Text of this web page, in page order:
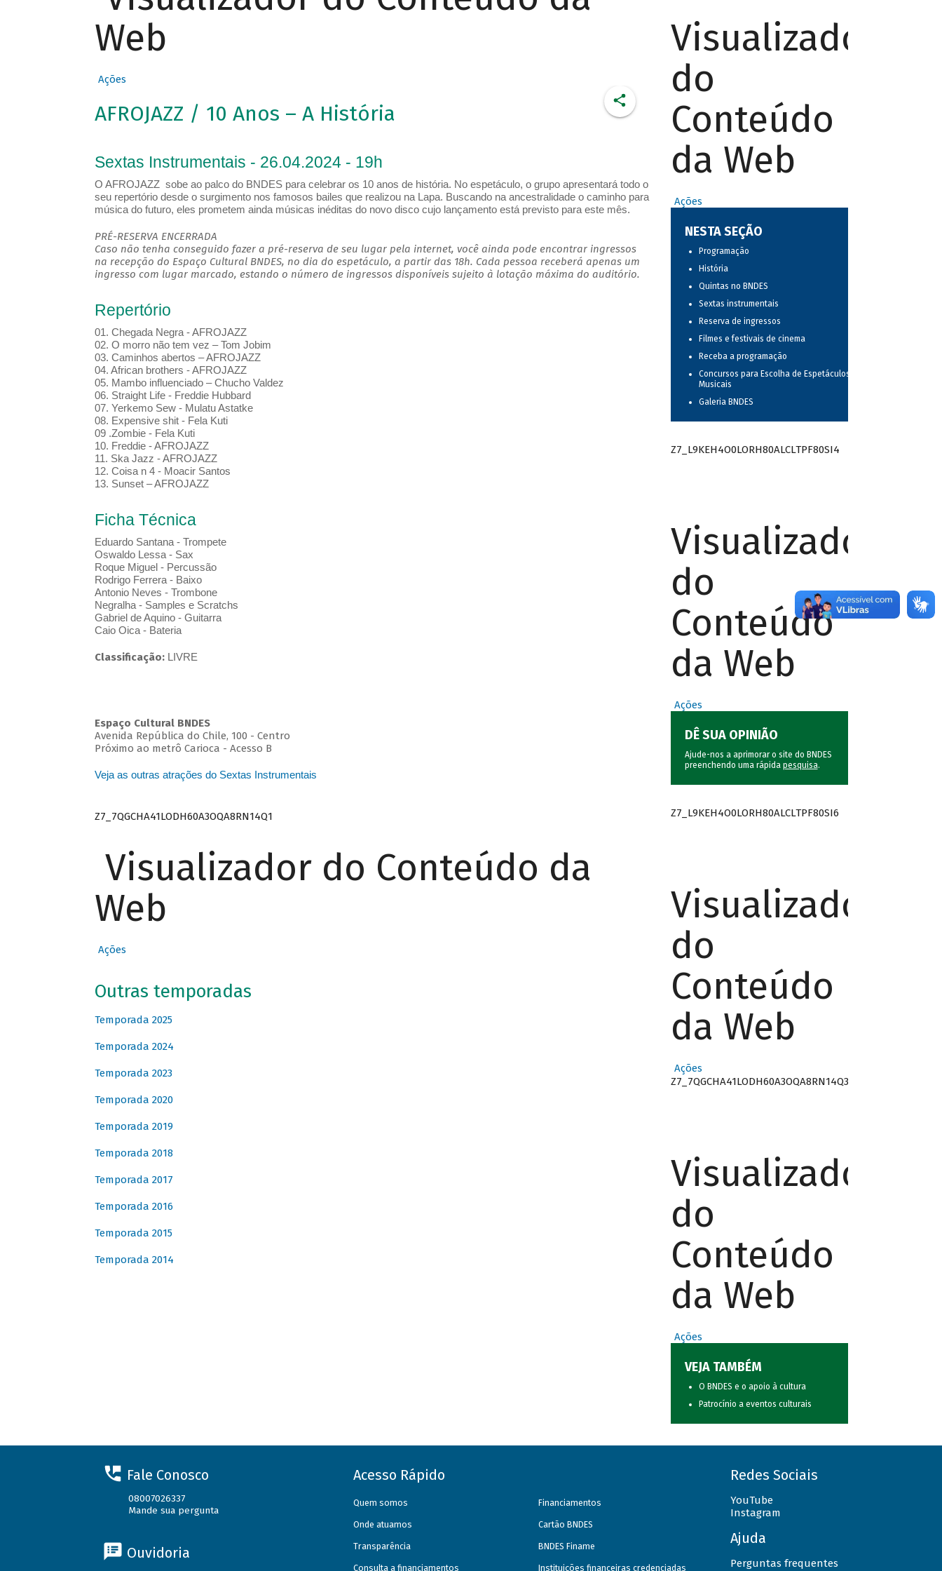
Web
Ações
AFROJAZZ / 10 Anos – A História
Sextas Instrumentais - 26.04.2024 - 19h
O AFROJAZZ sobe ao palco do BNDES para celebrar os 10 anos de história. No espetáculo, o grupo apresentará todo o
seu repertório desde o surgimento nos famosos bailes que realizou na Lapa. Buscando na ancestralidade o caminho para
música do futuro, eles prometem ainda músicas inéditas do novo disco cujo lançamento está previsto para este mês.
PRÉ-RESERVA ENCERRADA
Caso não tenha conseguido fazer a pré-reserva de seu lugar pela internet, você ainda pode encontrar ingressos
na recepção do Espaço Cultural BNDES, no dia do espetáculo, a partir das 18h. Cada pessoa receberá apenas um
ingresso com lugar marcado, estando o número de ingressos disponíveis sujeito à lotação máxima do auditório.
Repertório
01. Chegada Negra - AFROJAZZ
02. O morro não tem vez – Tom Jobim
03. Caminhos abertos – AFROJAZZ
04. African brothers - AFROJAZZ
05. Mambo influenciado – Chucho Valdez
06. Straight Life - Freddie Hubbard
07. Yerkemo Sew - Mulatu Astatke
08. Expensive shit - Fela Kuti
09 .Zombie - Fela Kuti
10. Freddie - AFROJAZZ
11. Ska Jazz - AFROJAZZ
12. Coisa n 4 - Moacir Santos
13. Sunset – AFROJAZZ
Ficha Técnica
Eduardo Santana - Trompete
Oswaldo Lessa - Sax
Roque Miguel - Percussão
Rodrigo Ferrera - Baixo
Antonio Neves - Trombone
Negralha - Samples e Scratchs
Gabriel de Aquino - Guitarra
Caio Oica - Bateria
Classificação: LIVRE
Espaço Cultural BNDES
Avenida República do Chile, 100 - Centro
Próximo ao metrô Carioca - Acesso B
Veja as outras atrações do Sextas Instrumentais
Z7_7QGCHA41LODH60A3OQA8RN14Q1
Visualizador do Conteúdo da
Web
Ações
Outras temporadas
Temporada 2025
Temporada 2024
Temporada 2023
Temporada 2020
Temporada 2019
Temporada 2018
Temporada 2017
Temporada 2016
Temporada 2015
Temporada 2014
Visualizador
do
Conteúdo
da Web
Ações
NESTA SEÇÃO
Programação
História
Quintas no BNDES
Sextas instrumentais
Reserva de ingressos
Filmes e festivais de cinema
Receba a programação
Concursos para Escolha de Espetáculos
Musicais
Galeria BNDES
Z7_L9KEH4O0LORH80ALCLTPF80SI4
Visualizador
do
Conteúdo
da Web
Ações
DÊ SUA OPINIÃO
Ajude-nos a aprimorar o site do BNDES
preenchendo uma rápida pesquisa.
Z7_L9KEH4O0LORH80ALCLTPF80SI6
Visualizador
do
Conteúdo
da Web
Ações
Z7_7QGCHA41LODH60A3OQA8RN14Q3
Visualizador
do
Conteúdo
da Web
Ações
VEJA TAMBÉM
O BNDES e o apoio à cultura
Patrocínio a eventos culturais
Fale Conosco
08007026337
Mande sua pergunta
Ouvidoria
Acesso Rápido
Quem somos
Onde atuamos
Transparência
Consulta a financiamentos
Financiamentos
Cartão BNDES
BNDES Finame
Instituições financeiras credenciadas
Redes Sociais
YouTube
Instagram
Ajuda
Perguntas frequentes